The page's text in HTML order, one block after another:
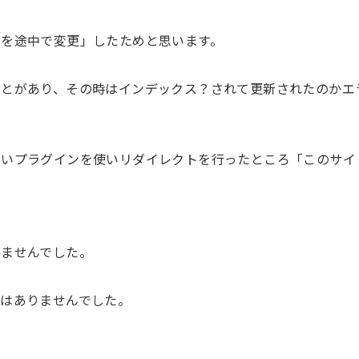
途中で変更」したためと思います。
があり、その時はインデックス？されて更新されたのかエ
プラグインを使いリダイレクトを行ったところ「このサイ
せんでした。
ありませんでした。